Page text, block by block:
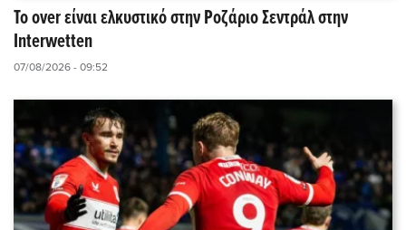
Το over είναι ελκυστικό στην Ροζάριο Σεντράλ στην
Interwetten
07/08/2026 - 09:52